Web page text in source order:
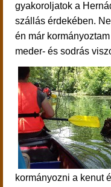
gyakoroljatok a
szállás érdekében.
én már
meder- és sodrás
kormányozni a kenut